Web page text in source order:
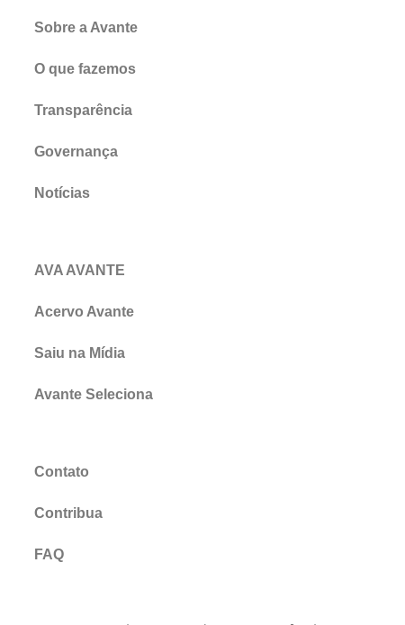
Sobre a Avante
O que fazemos
Transparência
Governança
Notícias
AVA AVANTE
Acervo Avante
Saiu na Mídia
Avante Seleciona
Contato
Contribua
FAQ